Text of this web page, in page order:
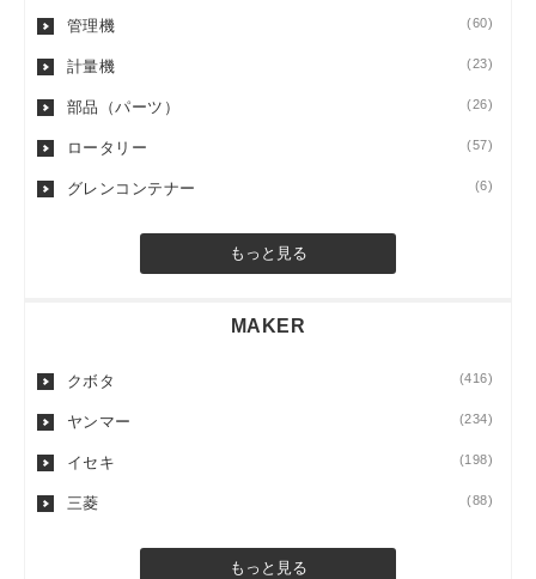
管理機 (60)
計量機 (23)
部品（パーツ） (26)
ロータリー (57)
グレンコンテナー (6)
もっと見る
MAKER
クボタ (416)
ヤンマー (234)
イセキ (198)
三菱 (88)
もっと見る